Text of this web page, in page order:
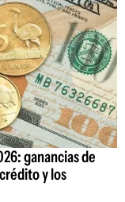
ganancias de
y los